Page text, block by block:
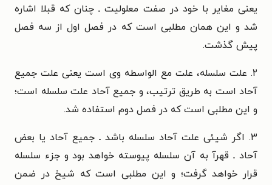
یعنی مغایر با خود در صفت معلولیت ـ چنان که قبلا اشاره
شد و این همان مطلبی است که در فصل اول از سه فصل
پیش گذشت.
۲. علت سلسله، علت مع الواسطه وی است یعنی علت جمیع
آحاد است به طریق ترتیب، و جمیع آحاد علت سلسله است؛
و این مطلبی است که در فصل دوم استفاده شد.
۳. اگر شیئی علت آحاد سلسله باشد ـ جمیع آحاد یا بعض
آحاد ـ قهرآ به آن سلسله پیوسته خواهد بود و جزء سلسله
قرار خواهد گرفت؛ و این مطلبی است که شیخ در ضمن